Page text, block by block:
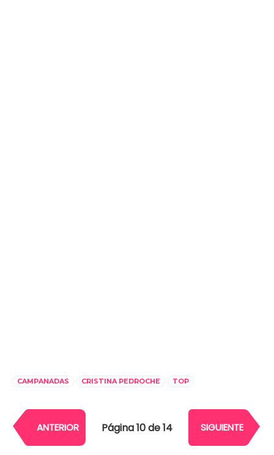
CAMPANADAS CRISTINA PEDROCHE TOP
ANTERIOR Página 10 de 14 SIGUIENTE